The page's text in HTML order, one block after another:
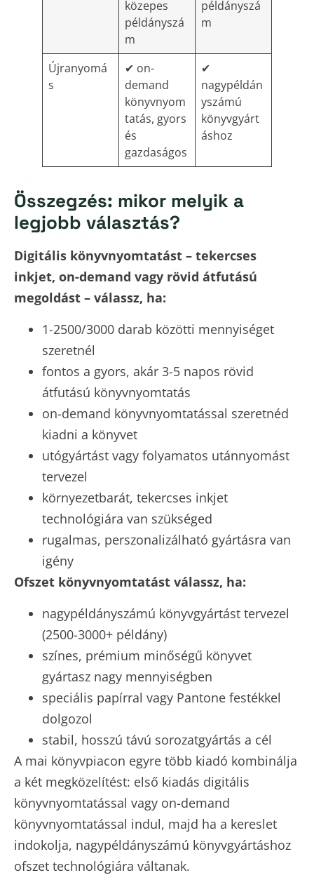
közepes
példányszá
m
példányszá
m
Újranyomá
s
✔ on-
demand
könyvnyom
tatás, gyors
és
gazdaságos
✔
nagypéldán
yszámú
könyvgyárt
áshoz
Összegzés: mikor melyik a
legjobb választás?
Digitális könyvnyomtatást – tekercses
inkjet, on-demand vagy rövid átfutású
megoldást – válassz, ha:
1-2500/3000 darab közötti mennyiséget
szeretnél
fontos a gyors, akár 3-5 napos rövid
átfutású könyvnyomtatás
on-demand könyvnyomtatással szeretnéd
kiadni a könyvet
utógyártást vagy folyamatos utánnyomást
tervezel
környezetbarát, tekercses inkjet
technológiára van szükséged
rugalmas, perszonalizálható gyártásra van
igény
Ofszet könyvnyomtatást válassz, ha:
nagypéldányszámú könyvgyártást tervezel
(2500-3000+ példány)
színes, prémium minőségű könyvet
gyártasz nagy mennyiségben
speciális papírral vagy Pantone festékkel
dolgozol
stabil, hosszú távú sorozatgyártás a cél
A mai könyvpiacon egyre több kiadó kombinálja
a két megközelítést: első kiadás digitális
könyvnyomtatással vagy on-demand
könyvnyomtatással indul, majd ha a kereslet
indokolja, nagypéldányszámú könyvgyártáshoz
ofszet technológiára váltanak.